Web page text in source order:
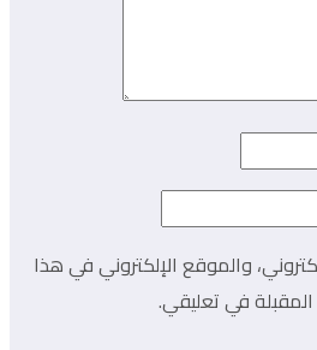
والموقع الإلكتروني في هذا
في تعليقي.